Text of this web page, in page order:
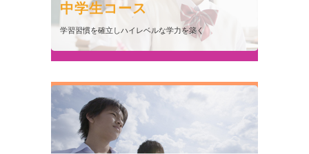
中学生コース
学習習慣を確立しハイレベルな学力を築く
ABクラス